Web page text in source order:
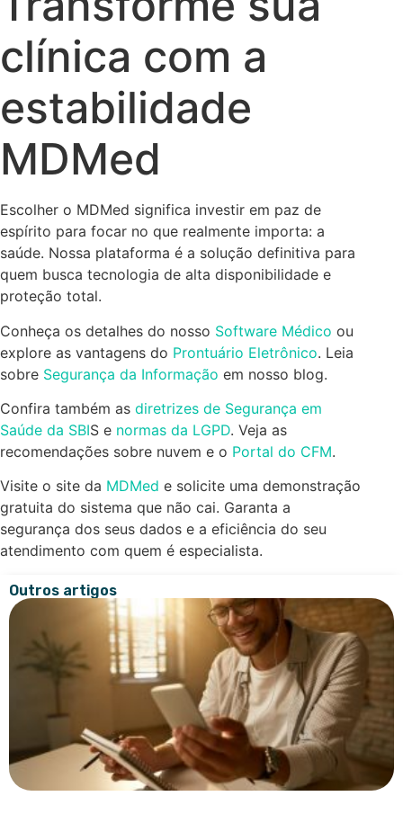
clínica com a
estabilidade
MDMed
Escolher o MDMed significa investir em paz de
espírito para focar no que realmente importa: a
saúde. Nossa plataforma é a solução definitiva para
quem busca tecnologia de alta disponibilidade e
proteção total.
Conheça os detalhes do nosso Software Médico ou
explore as vantagens do Prontuário Eletrônico. Leia
sobre Segurança da Informação em nosso blog.
Confira também as diretrizes de Segurança em
Saúde da SBIS e normas da LGPD. Veja as
recomendações sobre nuvem e o Portal do CFM.
Visite o site da MDMed e solicite uma demonstração
gratuita do sistema que não cai. Garanta a
segurança dos seus dados e a eficiência do seu
atendimento com quem é especialista.
Outros artigos